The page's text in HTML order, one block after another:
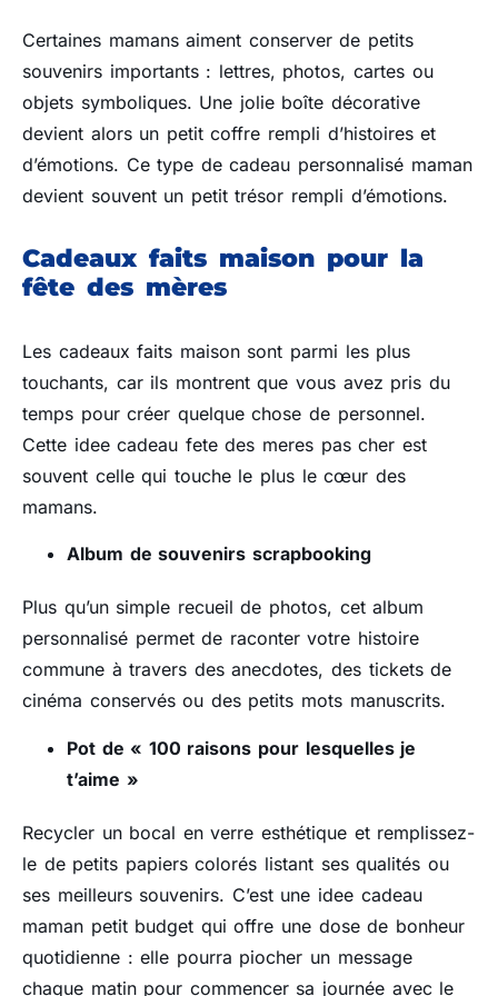
Certaines mamans aiment conserver de petits
souvenirs importants : lettres, photos, cartes ou
objets symboliques. Une jolie boîte décorative
devient alors un petit coffre rempli d’histoires et
d’émotions. Ce type de cadeau personnalisé maman
devient souvent un petit trésor rempli d’émotions.
Cadeaux faits maison pour la
fête des mères
Les cadeaux faits maison sont parmi les plus
touchants, car ils montrent que vous avez pris du
temps pour créer quelque chose de personnel.
Cette idee cadeau fete des meres pas cher est
souvent celle qui touche le plus le cœur des
mamans.
Album de souvenirs scrapbooking
Plus qu’un simple recueil de photos, cet album
personnalisé permet de raconter votre histoire
commune à travers des anecdotes, des tickets de
cinéma conservés ou des petits mots manuscrits.
Pot de « 100 raisons pour lesquelles je
t’aime »
Recycler un bocal en verre esthétique et remplissez-
le de petits papiers colorés listant ses qualités ou
ses meilleurs souvenirs. C’est une idee cadeau
maman petit budget qui offre une dose de bonheur
quotidienne : elle pourra piocher un message
chaque matin pour commencer sa journée avec le